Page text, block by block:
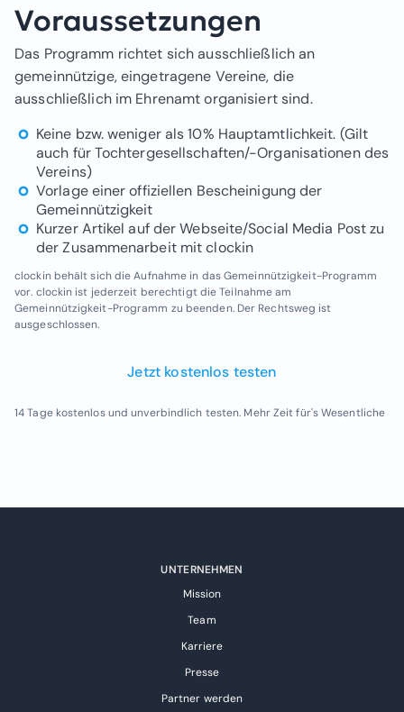
Voraussetzungen
Das Programm richtet sich ausschließlich an
gemeinnützige, eingetragene Vereine, die
ausschließlich im Ehrenamt organisiert sind.
Keine bzw. weniger als 10% Hauptamtlichkeit. (Gilt
auch für Tochtergesellschaften/-Organisationen des
Vereins)
Vorlage einer offiziellen Bescheinigung der
Gemeinnützigkeit
Kurzer Artikel auf der Webseite/Social Media Post zu
der Zusammenarbeit mit clockin
clockin behält sich die Aufnahme in das Gemeinnützigkeit-Programm
vor. clockin ist jederzeit berechtigt die Teilnahme am
Gemeinnützigkeit-Programm zu beenden. Der Rechtsweg ist
ausgeschlossen.
Jetzt kostenlos testen
14 Tage kostenlos und unverbindlich testen. Mehr Zeit für's Wesentliche
UNTERNEHMEN
Mission
Team
Karriere
Presse
Partner werden